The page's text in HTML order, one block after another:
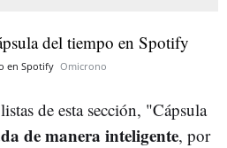
en Spotify Omicrono
de esta sección, "Cápsula
de manera inteligente, por